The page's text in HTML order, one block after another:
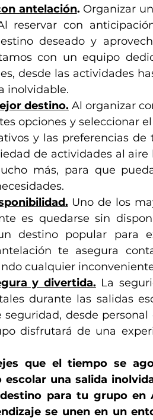
antelación. Organizar
reservar con
deseado y
con un equipo
desde las actividades
inolvidable.
destino. Al organizar
opciones y seleccionar
y las preferencias
de actividades al
más, para que
Uno de los
es quedarse sin
destino popular para
te asegura
cualquier
y divertida. La
durante las salidas
seguridad, desde
disfrutará de una
que el tiempo se
una salida
para tu grupo en
se unen en un